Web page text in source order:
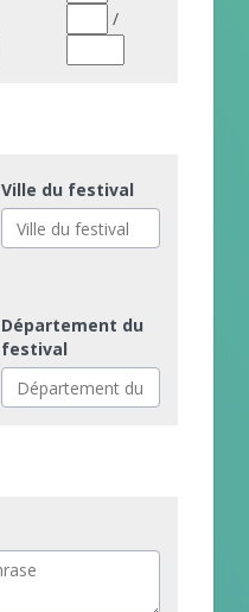
/
Ville du festival
Département du
festival